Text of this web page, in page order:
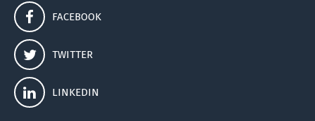
FACEBOOK
TWITTER
LINKEDIN